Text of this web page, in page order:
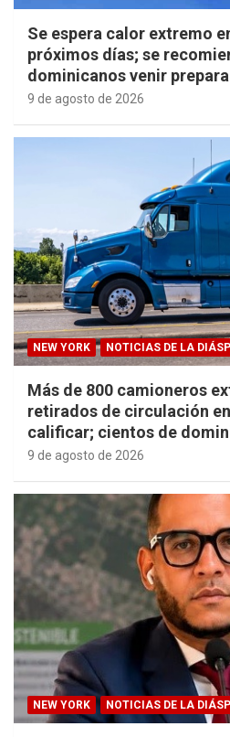
Se espera calor extremo
próximos días; se
dominicanos venir
9 de agosto de 2026
NEW YORK NOTICIAS DE LA
Más de 800 camioneros
retirados de circulación en
calificar; cientos de
9 de agosto de 2026
NEW YORK NOTICIAS DE LA